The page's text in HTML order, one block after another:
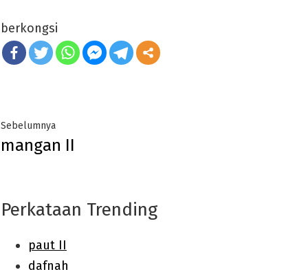
berkongsi
Post
navigation
SebelumnyaPrevious
post:
mangan II
Perkataan Trending